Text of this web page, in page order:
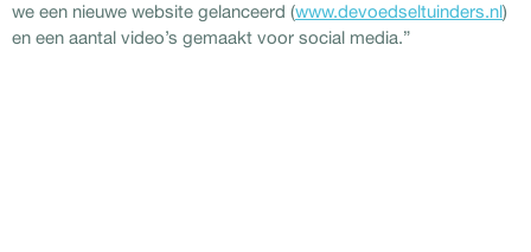
we een nieuwe website gelanceerd (www.devoedseltuinders.nl)
en een aantal video’s gemaakt voor social media.”